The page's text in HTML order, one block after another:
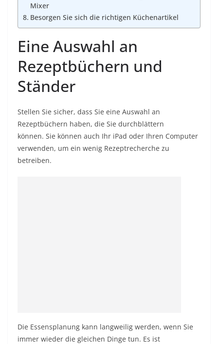
Mixer
Besorgen Sie sich die richtigen Küchenartikel
Eine Auswahl an
Rezeptbüchern und
Ständer
Stellen Sie sicher, dass Sie eine Auswahl an
Rezeptbüchern haben, die Sie durchblättern
können. Sie können auch Ihr iPad oder Ihren Computer
verwenden, um ein wenig Rezeptrecherche zu
betreiben.
Die Essensplanung kann langweilig werden, wenn Sie
immer wieder die gleichen Dinge tun. Es ist